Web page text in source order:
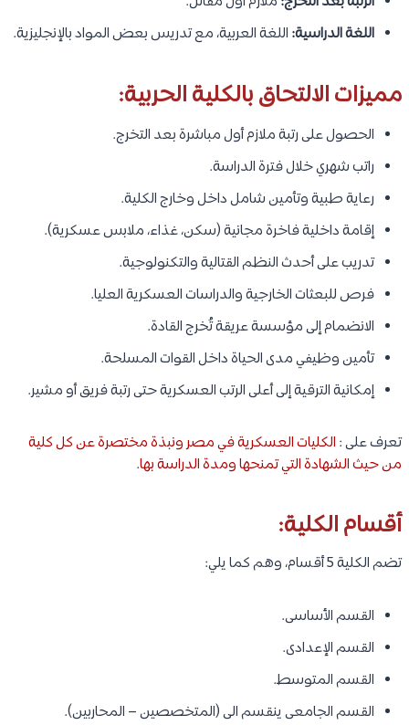
اللغة الدراسية: اللغة العربية، مع تدريس بعض المواد بالإنجليزية.
مميزات الالتحاق بالكلية الحربية:
الحصول على رتبة ملازم أول مباشرة بعد التخرج.
راتب شهري خلال فترة الدراسة.
رعاية طبية وتأمين شامل داخل وخارج الكلية.
إقامة داخلية فاخرة مجانية (سكن، غذاء، ملابس عسكرية).
تدريب على أحدث النظم القتالية والتكنولوجية.
فرص للبعثات الخارجية والدراسات العسكرية العليا.
الانضمام إلى مؤسسة عريقة تُخرج القادة.
تأمين وظيفي مدى الحياة داخل القوات المسلحة.
إمكانية الترقية إلى أعلى الرتب العسكرية حتى رتبة فريق أو مشير.
تعرف على : الكليات العسكرية في مصر ونبذة مختصرة عن كل كلية
من حيث الشهادة التي تمنحها ومدة الدراسة بها.
أقسام الكلية:
تضم الكلية 5 أقسام، وهم كما يلي:
القسم الأساسى.
القسم الإعدادى.
القسم المتوسط.
القسم الجامعى ينقسم الى (المتخصصين – المحاربين).